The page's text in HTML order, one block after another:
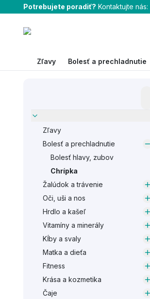
Potrebujete poradiť? Kontaktujte nás:
Zľavy Bolesť a prechladnutie
Zľavy
Bolesť a prechladnutie
Bolesť hlavy, zubov
Chrípka
Žalúdok a trávenie
Oči, uši a nos
Hrdlo a kašeľ
Vitamíny a minerály
Kĺby a svaly
Matka a dieťa
Fitness
Krása a kozmetika
Čaje